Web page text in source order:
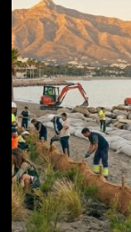
28 DE JULIO DE 2026